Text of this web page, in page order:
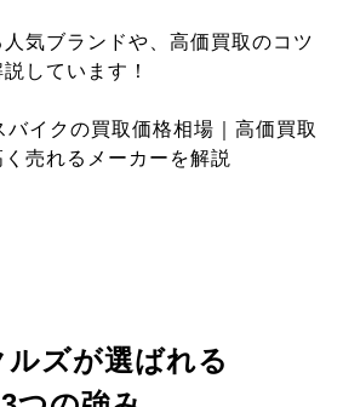
気ブランドや、高価買取のコツ
しています！
イクの買取価格相場｜高価買取
売れるメーカーを解説
ルズが選ばれる